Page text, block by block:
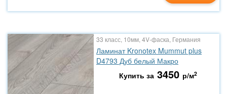
33 класс, 10мм, 4V-фаска, Германия
Ламинат Kronotex Mummut plus
D4793 Дуб белый Макро
Купить за 3450 р/м2